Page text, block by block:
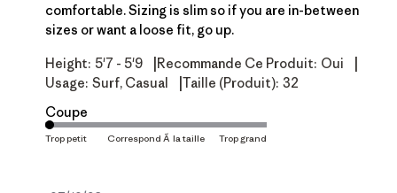
comfortable. Sizing is slim so if you are in-between
sizes or want a loose fit, go up.
Height: 5'7 - 5'9 Recommande Ce Produit: Oui
Usage: Surf, Casual Taille (produit): 32
Coupe